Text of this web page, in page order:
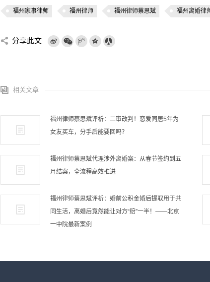
福州家事律师 福州律师 福州律师蔡思斌 福州离婚律
分享此文
相关文章
福州律师蔡思斌评析：二审改判！恋爱同居5年为
女友买车，分手后能要回吗？
福州律师蔡思斌代理涉外离婚案：从春节签约到五
月结案，全流程高效推进
福州律师蔡思斌评析：婚前公积金婚后提取用于共
同生活，离婚后竟然能让对方“赔”一半！——北京
一中院最新案例